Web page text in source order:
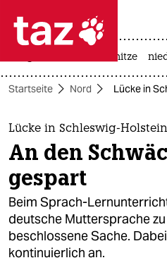
 taz zahl
taz zahl ich
themen
politik
öko
gesellschaft
kultur
hitze
Startseite Nord Lücke in
Lücke in Schleswig-
An den
gespart
Beim Sprach-
deutsche Muttersprache
beschlossene Sache.
kontinuierlich an.